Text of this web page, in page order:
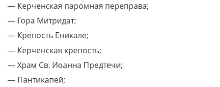
— Керченская паромная переправа;
— Гора Митридат;
— Крепость Еникале;
— Керченская крепость;
— Храм Св. Иоанна Предтечи;
— Пантикапей;